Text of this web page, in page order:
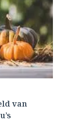
van